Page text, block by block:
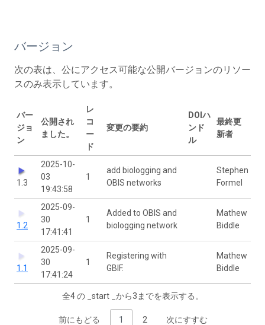
バージョン
次の表は、公にアクセス可能な公開バージョンのリソー
スのみ表示しています。
バー
ジョ
ン
公開され
ました。
レ
コ
ー
ド
変更の要約
DOIハ
ンド
ル
最終更
新者
1.3
2025-10-
03
19:43:58
1
add biologging and
OBIS networks
Stephen
Formel
1.2
2025-09-
30
17:41:41
1
Added to OBIS and
biologging network
Mathew
Biddle
1.1
2025-09-
30
17:41:24
1
Registering with
GBIF.
Mathew
Biddle
全4 の _start _から3までを表示する。
前にもどる 1 2 次にすすむ